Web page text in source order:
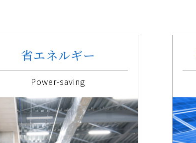
省エネルギー
Power-saving